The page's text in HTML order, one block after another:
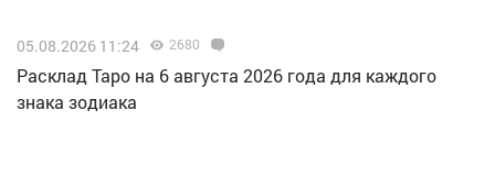
05.08.2026 11:24 2680
Расклад Таро на 6 августа 2026 года для каждого
знака зодиака